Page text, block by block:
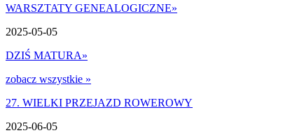
WARSZTATY GENEALOGICZNE»
2025-05-05
DZIŚ MATURA»
zobacz wszystkie »
27. WIELKI PRZEJAZD ROWEROWY
2025-06-05